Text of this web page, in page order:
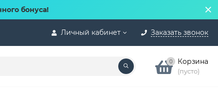
бонуса!
Личный кабинет Заказать звонок
0 Корзина
(пусто)